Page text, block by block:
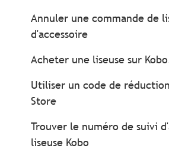
Annuler une commande de
d'accessoire
Acheter une liseuse sur
Utiliser un code de
Store
Trouver le numéro de suivi
liseuse Kobo